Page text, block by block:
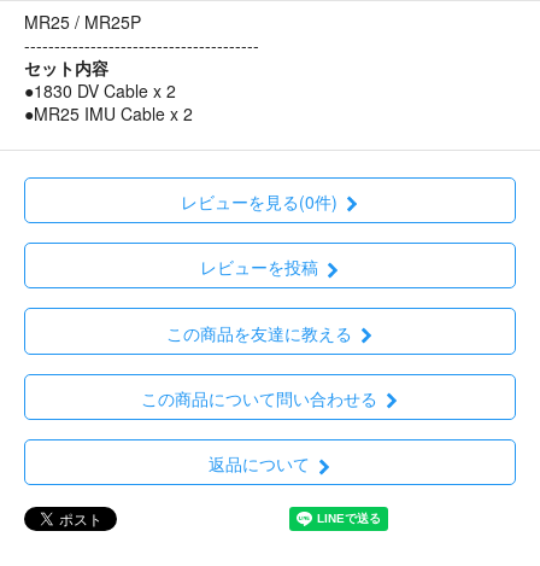
MR25 / MR25P
---------------------------------------
セット内容
●1830 DV Cable x 2
●MR25 IMU Cable x 2
レビューを見る(0件)
レビューを投稿
この商品を友達に教える
この商品について問い合わせる
返品について